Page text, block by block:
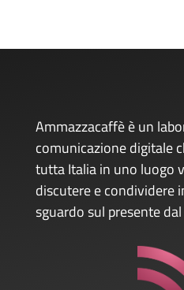
Ammazzacaffè è un
comunicazione digitale
tutta Italia in uno luogo
discutere e condividere
sguardo sul presente